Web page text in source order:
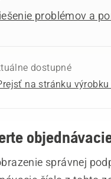
problémov a
dostupné
správnej